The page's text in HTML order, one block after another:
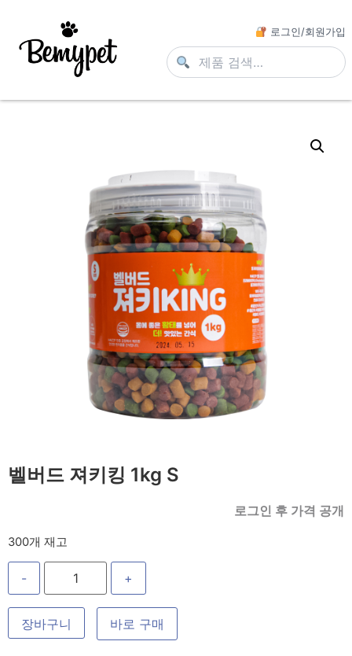
로그인/회원가입
벨버드 져키킹 1kg S
로그인 후 가격 공개
300개 재고
- +
장바구니 바로 구매